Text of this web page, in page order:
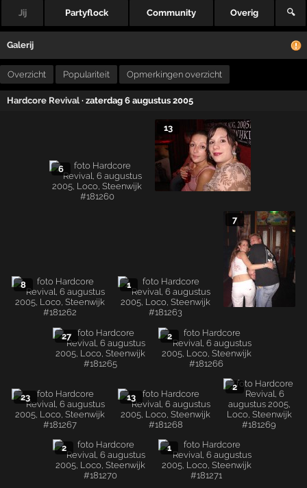
Jij Partyflock Community Overig 🔍
Galerij
Overzicht Populariteit Opmerkingen overzicht
Hardcore Revival · zaterdag 6 augustus 2005
6
13
8 1
7
27 2
23 13
2
2 1